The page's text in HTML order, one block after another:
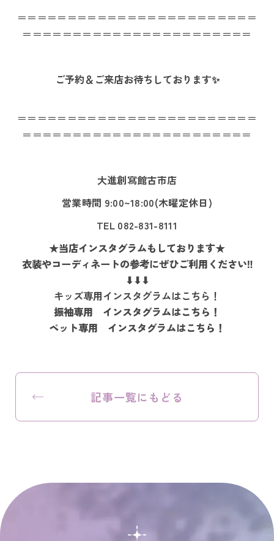
＝＝＝＝＝＝＝＝＝＝＝＝＝＝＝＝＝＝＝＝＝＝＝＝
＝＝＝＝＝＝＝＝＝＝＝＝＝＝＝＝＝＝＝＝＝＝＝
ご予約＆ご来店お待ちしております✨
＝＝＝＝＝＝＝＝＝＝＝＝＝＝＝＝＝＝＝＝＝＝＝＝
＝＝＝＝＝＝＝＝＝＝＝＝＝＝＝＝＝＝＝＝＝＝＝
大進創寫館古市店
営業時間 9:00~18:00(木曜定休日)
TEL 082-831-8111
★当店インスタグラムもしております★
衣装やコーディネートの参考にぜひご利用ください‼
⬇⬇⬇
キッズ専用インスタグラムはこちら！
振袖専用 インスタグラムはこちら！
ペット専用 インスタグラムはこちら！
記事一覧にもどる